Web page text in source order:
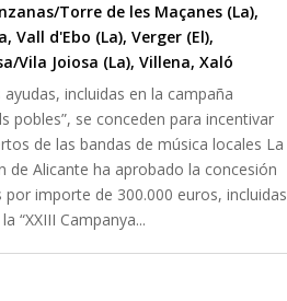
Torre de les Maçanes (La),
, Vall d'Ebo (La), Verger (El),
Vila Joiosa (La), Villena, Xaló
ayudas, incluidas en la campaña
pobles”, se conceden para incentivar
de las bandas de música locales La
de Alicante ha aprobado la concesión
por importe de 300.000 euros, incluidas
“XXIII Campanya...